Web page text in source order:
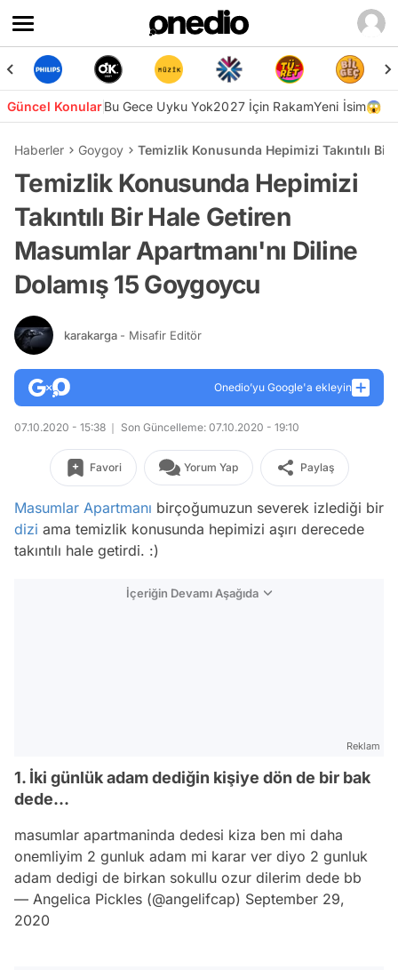
Güncel KonularBu Gece Uyku Yok2027 İçin RakamYeni İsim😱
Haberler Goygoy Temizlik Konusunda Hepimizi Takıntılı
Temizlik Konusunda Hepimizi
Takıntılı Bir Hale Getiren
Masumlar Apartmanı'nı Diline
Dolamış 15 Goygoycu
karakarga - Misafir Editör
Onedio’yu Google'a ekleyin
07.10.2020 - 15:38 Son Güncelleme: 07.10.2020 - 19:10
Favori Yorum Yap Paylaş
Masumlar Apartmanı birçoğumuzun severek izlediği bir
dizi ama temizlik konusunda hepimizi aşırı derecede
takıntılı hale getirdi. :)
İçeriğin Devamı Aşağıda
Reklam
1. İki günlük adam dediğin kişiye dön de bir bak
dede...
masumlar apartmaninda dedesi kiza ben mi daha
onemliyim 2 gunluk adam mi karar ver diyo 2 gunluk
adam dedigi de birkan sokullu ozur dilerim dede bb
— Angelica Pickles (@angelifcap) September 29,
2020